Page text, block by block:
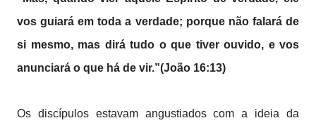
vos guiará em toda a verdade; porque não falará de
si mesmo, mas dirá tudo o que tiver ouvido, e vos
anunciará o que há de vir.”(João 16:13)
Os discípulos estavam angustiados com a ideia da